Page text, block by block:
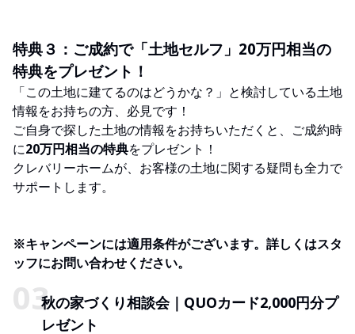
特典３：ご成約で「土地セルフ」20万円相当の
特典をプレゼント！
「この土地に建てるのはどうかな？」と検討している土地
情報をお持ちの方、必見です！
ご自身で探した土地の情報をお持ちいただくと、ご成約時
に20万円相当の特典をプレゼント！
クレバリーホームが、お客様の土地に関する疑問も全力で
サポートします。
※キャンペーンには適用条件がございます。詳しくはスタ
ッフにお問い合わせください。
秋の家づくり相談会｜QUOカード2,000円分プ
レゼント